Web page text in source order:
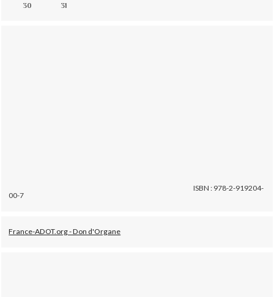
30
31
ISBN : 978-2-919204-
00-7
France-ADOT.org - Don d'Organe